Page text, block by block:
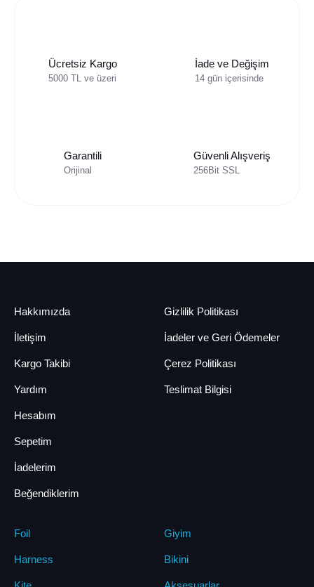
Ücretsiz Kargo
5000 TL ve üzeri
İade ve Değişim
14 gün içerisinde
Garantili
Orijinal
Güvenli Alışveriş
256Bit SSL
Hakkımızda
İletişim
Kargo Takibi
Yardım
Gizlilik Politikası
İadeler ve Geri Ödemeler
Çerez Politikası
Teslimat Bilgisi
Hesabım
Sepetim
İadelerim
Beğendiklerim
Foil
Harness
Giyim
Bikini